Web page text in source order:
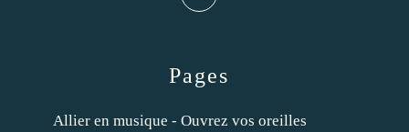
Pages
Allier en musique - Ouvrez vos oreilles